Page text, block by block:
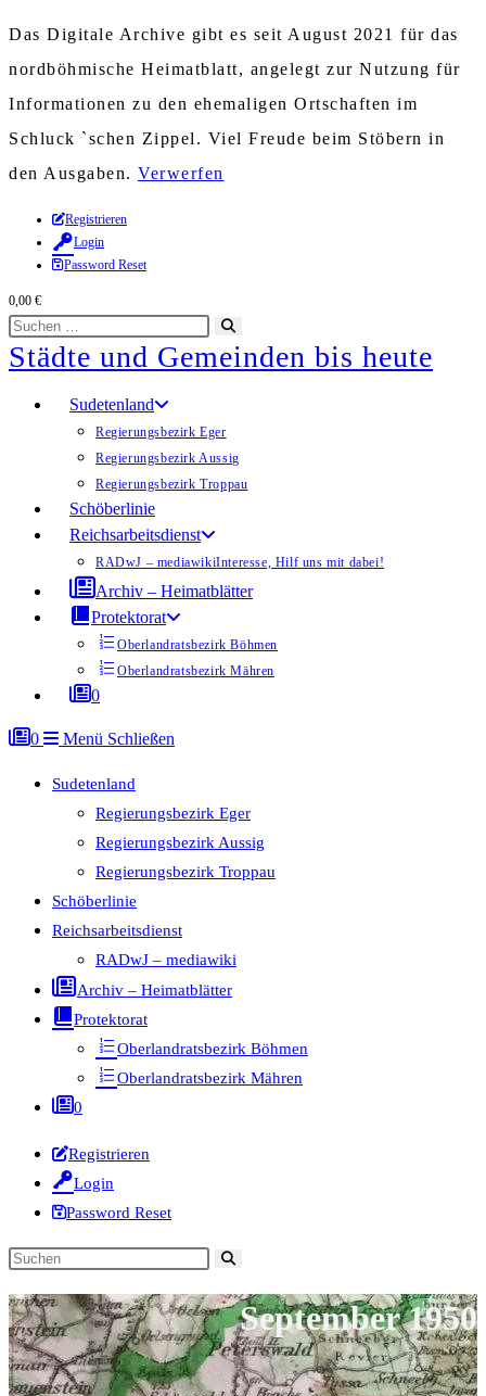
Das Digitale Archive gibt es seit August 2021 für das
nordböhmische Heimatblatt, angelegt zur Nutzung für
Informationen zu den ehemaligen Ortschaften im
Schluck `schen Zippel. Viel Freude beim Stöbern in
den Ausgaben. Verwerfen
Zum
Inhalt
springen
Registrieren
Login
Password Reset
0,00 €
Diese
Website
durchsuchen
starten
Städte und Gemeinden bis heute
Sudetenland
Regierungsbezirk Eger
Regierungsbezirk Aussig
Regierungsbezirk Troppau
Schöberlinie
Reichsarbeitsdienst
RADwJ – mediawikiInteresse, Hilf uns mit dabei!
Archiv – Heimatblätter
Protektorat
Oberlandratsbezirk Böhmen
Oberlandratsbezirk Mähren
0
0 Menü Schließen
Sudetenland
Regierungsbezirk Eger
Regierungsbezirk Aussig
Regierungsbezirk Troppau
Schöberlinie
Reichsarbeitsdienst
RADwJ – mediawiki
Archiv – Heimatblätter
Protektorat
Oberlandratsbezirk Böhmen
Oberlandratsbezirk Mähren
0
Registrieren
Login
Password Reset
Diese
durchsuchen
September 1950